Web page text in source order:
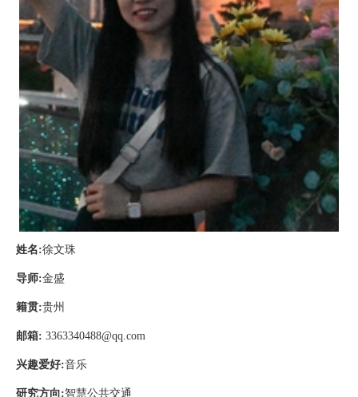
姓名:徐文珠
导师:金盛
籍贯:贵州
邮箱: 3363340488@qq.com
兴趣爱好:音乐
研究方向:智慧公共交通